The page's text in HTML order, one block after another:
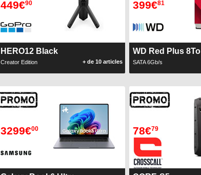
449€90
HERO12 Black
Creator Edition + de 10 articles
399€81
WD Red Plus 8To
SATA 6Gb/s
3299€00 78€79